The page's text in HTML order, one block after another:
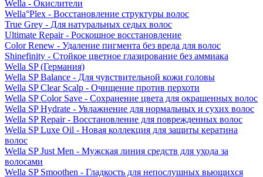
Wella - Окислители
Wella°Plex - Восстановление структуры волос
True Grey - Для натуральных седых волос
Ultimate Repair - Роскошное восстановление
Color Renew - Удаление пигмента без вреда для волос
Shinefinity - Стойкое цветное глазирование без аммиака
Wella SP (Германия)
Wella SP Balance - Для чувствительной кожи головы
Wella SP Clear Scalp - Очищение против перхоти
Wella SP Color Save - Сохранение цвета для окрашенных волос
Wella SP Hydrate - Увлажнение для нормальных и сухих волос
Wella SP Repair - Восстановление для поврежденных волос
Wella SP Luxe Oil - Новая коллекция для защиты кератина
волос
Wella SP Just Men - Мужская линия средств для ухода за
волосами
Wella SP Smoothen - Гладкость для непослушных вьющихся